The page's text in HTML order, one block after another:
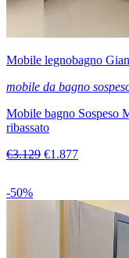
Mobile legnobagno
mobile da bagno
Mobile bagno Sospeso
ribassato
€3.129 €1.877
-50%